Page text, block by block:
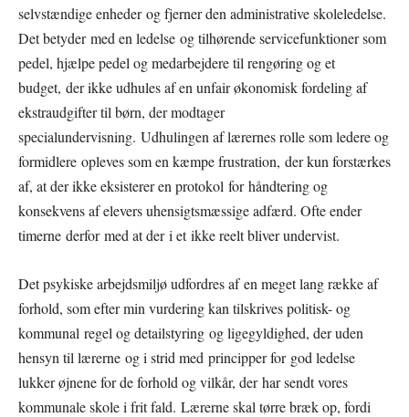
selvstændige enheder og fjerner den administrative skoleledelse.
Det betyder med en ledelse og tilhørende servicefunktioner som
pedel, hjælpe pedel og medarbejdere til rengøring og et
budget, der ikke udhules af en unfair økonomisk fordeling af
ekstraudgifter til børn, der modtager
specialundervisning. Udhulingen af lærernes rolle som ledere og
formidlere opleves som en kæmpe frustration, der kun forstærkes
af, at der ikke eksisterer en protokol for håndtering og
konsekvens af elevers uhensigtsmæssige adfærd. Ofte ender
timerne derfor med at der i et ikke reelt bliver undervist.
Det psykiske arbejdsmiljø udfordres af en meget lang række af
forhold, som efter min vurdering kan tilskrives politisk- og
kommunal regel og detailstyring og ligegyldighed, der uden
hensyn til lærerne og i strid med principper for god ledelse
lukker øjnene for de forhold og vilkår, der har sendt vores
kommunale skole i frit fald. Lærerne skal tørre bræk op, fordi